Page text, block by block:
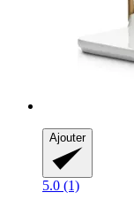
Ajouter
5.0 (1)